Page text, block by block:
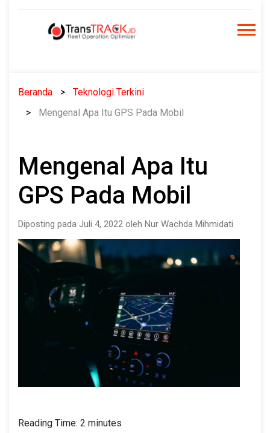
Beranda
Teknologi Terkini
Mengenal Apa Itu GPS Pada Mobil
Mengenal Apa Itu
GPS Pada Mobil
Diposting pada Juli 4, 2022 oleh Nur Wachda Mihmidati
Reading Time: 2 minutes